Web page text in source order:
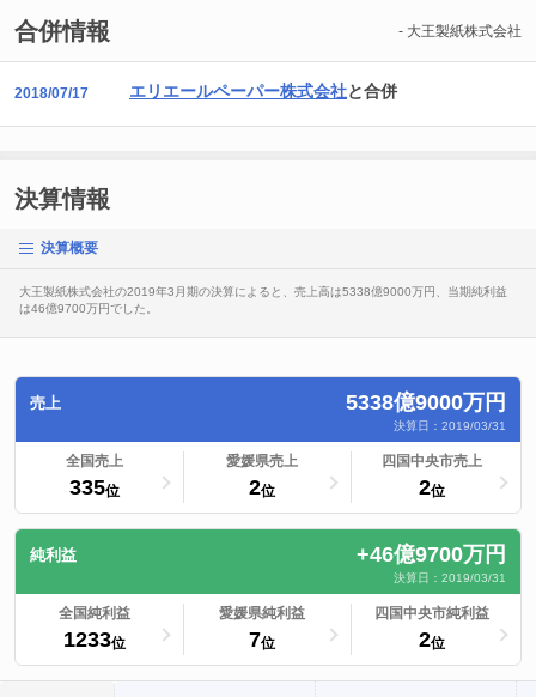
合併情報 - 大王製紙株式会社
2018/07/17 エリエールペーパー株式会社と合併
決算情報
決算概要
大王製紙株式会社の2019年3月期の決算によると、売上高は5338億9000万円、当期純利益
は46億9700万円でした。
売上 5338億9000万円
決算日：2019/03/31
全国売上
335位
ランキングへ 愛媛県売上
2位
ランキングへ 四国中央市売上
2位
ランキングへ
純利益 +46億9700万円
決算日：2019/03/31
全国純利益
1233位
ランキングへ 愛媛県純利益
7位
ランキングへ 四国中央市純利益
2位
ランキングへ